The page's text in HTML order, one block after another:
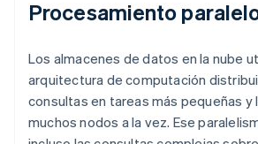
Procesamiento
Los almacenes de datos en la nube
arquitectura de computación
consultas en tareas más pequeñas y
muchos nodos a la vez. Ese